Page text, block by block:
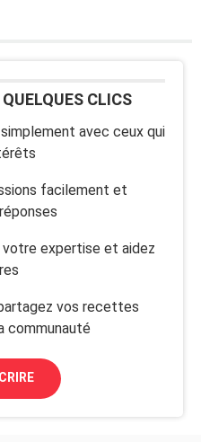
CLICS
avec ceux qui
facilement et
expertise et aidez
vos recettes
communauté